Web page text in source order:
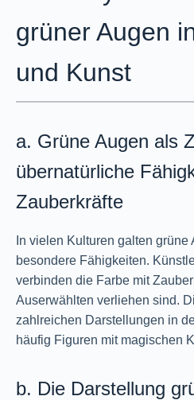
grüner Augen
und Kunst
a. Grüne Augen als
übernatürliche
Zauberkräfte
In vielen Kulturen galten
besondere Fähigkeiten.
verbinden die Farbe mit
Auserwählten verliehen sind.
zahlreichen Darstellungen in
häufig Figuren mit magischen
b. Die Darstellung